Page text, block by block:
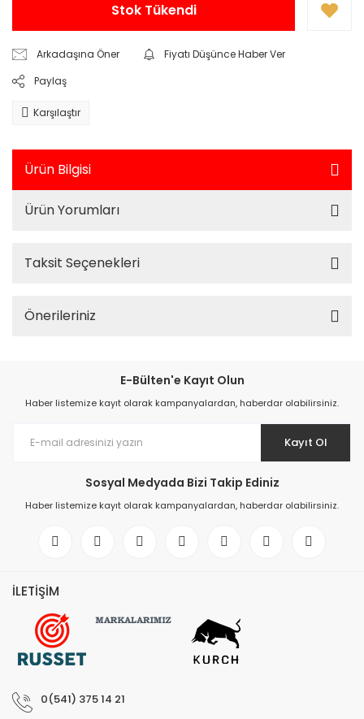
Stok Tükendi
Arkadaşına Öner
Fiyatı Düşünce Haber Ver
Paylaş
Karşılaştır
Ürün Bilgisi
Ürün Yorumları
Taksit Seçenekleri
Önerileriniz
E-Bülten'e Kayıt Olun
Haber listemize kayıt olarak kampanyalardan, haberdar olabilirsiniz.
Kayıt Ol
Sosyal Medyada Bizi Takip Ediniz
Haber listemize kayıt olarak kampanyalardan, haberdar olabilirsiniz.
İLETİŞİM
0(541) 375 14 21